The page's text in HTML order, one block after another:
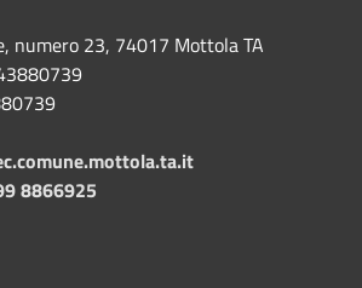
numero 23, 74017 Mottola TA
8866925